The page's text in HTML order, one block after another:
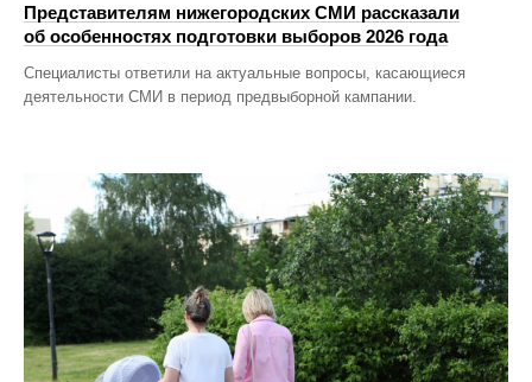
Представителям нижегородских СМИ рассказали
об особенностях подготовки выборов 2026 года
Специалисты ответили на актуальные вопросы, касающиеся
деятельности СМИ в период предвыборной кампании.